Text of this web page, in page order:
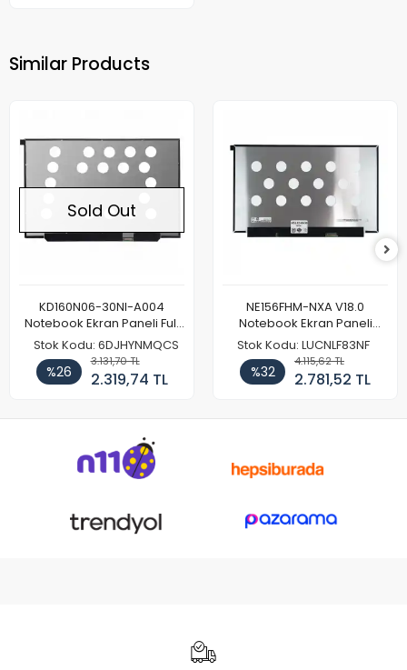
Similar Products
Sold Out
KD160N06-30NI-A004
Notebook Ekran Paneli Full
HD
Stok Kodu: 6DJHYNMQCS
%26
3.131,70 TL
2.319,74 TL
NE156FHM-NXA V18.0
Notebook Ekran Paneli
144Hz
Stok Kodu: LUCNLF83NF
%32
4.115,62 TL
2.781,52 TL